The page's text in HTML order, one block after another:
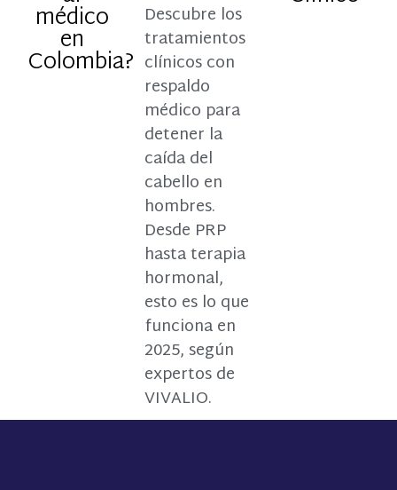
médico
en
Colombia?
Descubre los
tratamientos
clínicos con
respaldo
médico para
detener la
caída del
cabello en
hombres.
Desde PRP
hasta terapia
hormonal,
esto es lo que
funciona en
2025, según
expertos de
VIVALIO.